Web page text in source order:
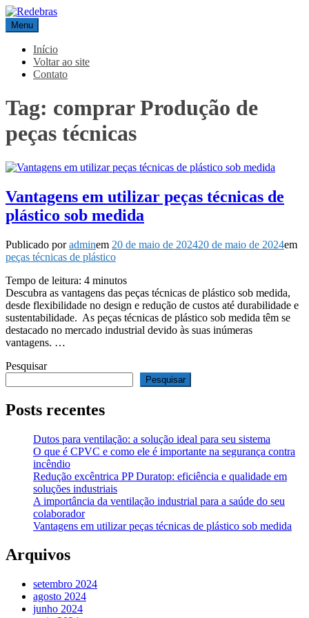
Pular
para
o
conteúdo
Redebras
Menu
Início
Voltar ao site
Contato
Tag: comprar Produção de
peças técnicas
Vantagens em utilizar peças técnicas de
plástico sob medida
Publicado poradminem 20 de maio de 202420 de maio de 2024em
peças técnicas de plástico
Tempo de leitura: 4 minutos
Descubra as vantagens das peças técnicas de plástico sob medida,
desde flexibilidade no design e redução de custos até durabilidade e
sustentabilidade. As peças técnicas de plástico sob medida têm se
destacado no mercado industrial devido às suas inúmeras
vantagens. …
Pesquisar
Pesquisar
Posts recentes
Dutos para ventilação: a solução ideal para seu sistema
O que é CPVC e como ele é importante na segurança contra
incêndio
Redução excêntrica PP Duratop: eficiência e qualidade em
soluções industriais
A importância da ventilação industrial para a saúde do seu
colaborador
Vantagens em utilizar peças técnicas de plástico sob medida
Arquivos
setembro 2024
agosto 2024
junho 2024